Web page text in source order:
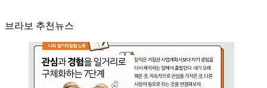
브라보 추천뉴스